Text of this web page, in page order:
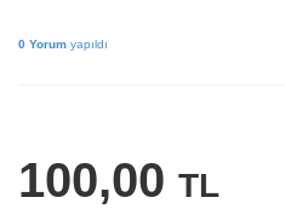
0 Yorum yapıldı
100,00 TL